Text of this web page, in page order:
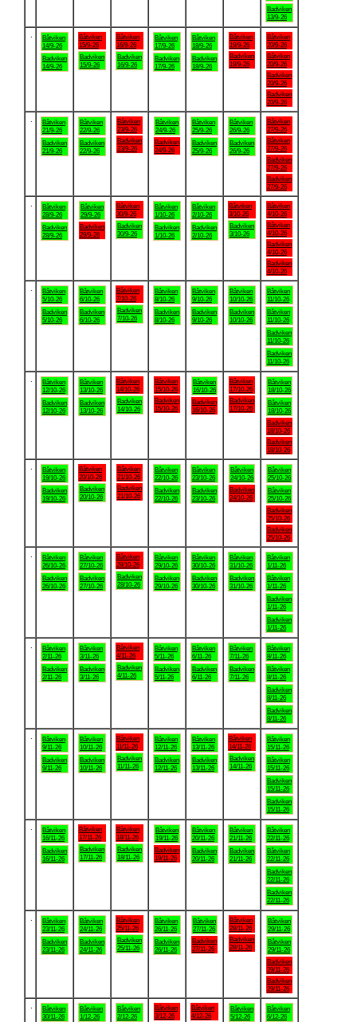
Badviken
13/9-26
Båtviken
14/9-26
Badviken
14/9-26
Båtviken
15/9-26
Badviken
15/9-26
Båtviken
16/9-26
Badviken
16/9-26
Båtviken
17/9-26
Badviken
17/9-26
Båtviken
18/9-26
Badviken
18/9-26
Båtviken
19/9-26
Badviken
19/9-26
Båtviken
20/9-26
Båtviken
20/9-26
Badviken
20/9-26
Badviken
20/9-26
Båtviken
21/9-26
Badviken
21/9-26
Båtviken
22/9-26
Badviken
22/9-26
Båtviken
23/9-26
Badviken
23/9-26
Båtviken
24/9-26
Badviken
24/9-26
Båtviken
25/9-26
Badviken
25/9-26
Båtviken
26/9-26
Badviken
26/9-26
Båtviken
27/9-26
Båtviken
27/9-26
Badviken
27/9-26
Badviken
27/9-26
Båtviken
28/9-26
Badviken
28/9-26
Båtviken
29/9-26
Badviken
29/9-26
Båtviken
30/9-26
Badviken
30/9-26
Båtviken
1/10-26
Badviken
1/10-26
Båtviken
2/10-26
Badviken
2/10-26
Båtviken
3/10-26
Badviken
3/10-26
Båtviken
4/10-26
Båtviken
4/10-26
Badviken
4/10-26
Badviken
4/10-26
Båtviken
5/10-26
Badviken
5/10-26
Båtviken
6/10-26
Badviken
6/10-26
Båtviken
7/10-26
Badviken
7/10-26
Båtviken
8/10-26
Badviken
8/10-26
Båtviken
9/10-26
Badviken
9/10-26
Båtviken
10/10-26
Badviken
10/10-26
Båtviken
11/10-26
Båtviken
11/10-26
Badviken
11/10-26
Badviken
11/10-26
Båtviken
12/10-26
Badviken
12/10-26
Båtviken
13/10-26
Badviken
13/10-26
Båtviken
14/10-26
Badviken
14/10-26
Båtviken
15/10-26
Badviken
15/10-26
Båtviken
16/10-26
Badviken
16/10-26
Båtviken
17/10-26
Badviken
17/10-26
Båtviken
18/10-26
Båtviken
18/10-26
Badviken
18/10-26
Badviken
18/10-26
Båtviken
19/10-26
Badviken
19/10-26
Båtviken
20/10-26
Badviken
20/10-26
Båtviken
21/10-26
Badviken
21/10-26
Båtviken
22/10-26
Badviken
22/10-26
Båtviken
23/10-26
Badviken
23/10-26
Båtviken
24/10-26
Badviken
24/10-26
Båtviken
25/10-26
Båtviken
25/10-26
Badviken
25/10-26
Badviken
25/10-26
Båtviken
26/10-26
Badviken
26/10-26
Båtviken
27/10-26
Badviken
27/10-26
Båtviken
28/10-26
Badviken
28/10-26
Båtviken
29/10-26
Badviken
29/10-26
Båtviken
30/10-26
Badviken
30/10-26
Båtviken
31/10-26
Badviken
31/10-26
Båtviken
1/11-26
Båtviken
1/11-26
Badviken
1/11-26
Badviken
1/11-26
Båtviken
2/11-26
Badviken
2/11-26
Båtviken
3/11-26
Badviken
3/11-26
Båtviken
4/11-26
Badviken
4/11-26
Båtviken
5/11-26
Badviken
5/11-26
Båtviken
6/11-26
Badviken
6/11-26
Båtviken
7/11-26
Badviken
7/11-26
Båtviken
8/11-26
Båtviken
8/11-26
Badviken
8/11-26
Badviken
8/11-26
Båtviken
9/11-26
Badviken
9/11-26
Båtviken
10/11-26
Badviken
10/11-26
Båtviken
11/11-26
Badviken
11/11-26
Båtviken
12/11-26
Badviken
12/11-26
Båtviken
13/11-26
Badviken
13/11-26
Båtviken
14/11-26
Badviken
14/11-26
Båtviken
15/11-26
Båtviken
15/11-26
Badviken
15/11-26
Badviken
15/11-26
Båtviken
16/11-26
Badviken
16/11-26
Båtviken
17/11-26
Badviken
17/11-26
Båtviken
18/11-26
Badviken
18/11-26
Båtviken
19/11-26
Badviken
19/11-26
Båtviken
20/11-26
Badviken
20/11-26
Båtviken
21/11-26
Badviken
21/11-26
Båtviken
22/11-26
Båtviken
22/11-26
Badviken
22/11-26
Badviken
22/11-26
Båtviken
23/11-26
Badviken
23/11-26
Båtviken
24/11-26
Badviken
24/11-26
Båtviken
25/11-26
Badviken
25/11-26
Båtviken
26/11-26
Badviken
26/11-26
Båtviken
27/11-26
Badviken
27/11-26
Båtviken
28/11-26
Badviken
28/11-26
Båtviken
29/11-26
Båtviken
29/11-26
Badviken
29/11-26
Badviken
29/11-26
Båtviken
30/11-26
Båtviken
1/12-26
Båtviken
2/12-26
Båtviken
3/12-26
Båtviken
4/12-26
Båtviken
5/12-26
Båtviken
6/12-26